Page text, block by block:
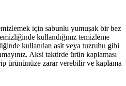
için sabunlu yumuşak bir bez
kullandığınız temizleme
kullanılan asit veya tuzruhu gibi
Aksi taktirde ürün kaplaması
ürününüze zarar verebilir ve kaplama